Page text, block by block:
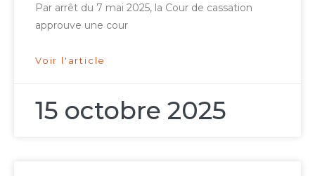
Par arrêt du 7 mai 2025, la Cour de cassation
approuve une cour
Voir l'article
15 octobre 2025